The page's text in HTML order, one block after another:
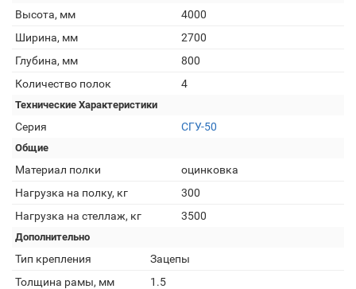
Высота, мм
4000
Ширина, мм
2700
Глубина, мм
800
Количество полок
4
Технические Характеристики
Серия СГУ-50
Общие
Материал полки
оцинковка
Нагрузка на полку, кг
300
Нагрузка на стеллаж, кг
3500
Дополнительно
Тип крепления
Зацепы
Толщина рамы, мм
1.5